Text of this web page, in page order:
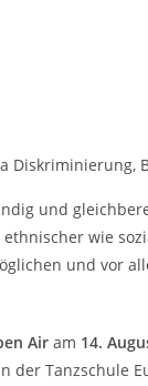
und
wie
und vor
Air am 14.
der Tanzschule